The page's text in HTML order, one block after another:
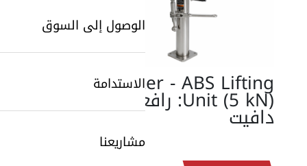
الوصول إلى السوق
الاستدامة
مشاريعنا
Sulzer - ABS Lifting
Unit (5 kN): رافعة
دافيت